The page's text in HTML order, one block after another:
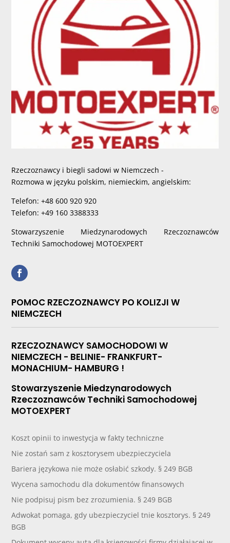
Rzeczoznawcy i biegli sadowi w Niemczech -
Rozmowa w języku polskim, niemieckim, angielskim:
Telefon: +48 600 920 920
Telefon: +49 160 3388333
Stowarzyszenie Miedzynarodowych Rzeczoznawców
Techniki Samochodowej MOTOEXPERT
POMOC RZECZOZNAWCY PO KOLIZJI W
NIEMCZECH
RZECZOZNAWCY SAMOCHODOWI W
NIEMCZECH - BELINIE- FRANKFURT-
MONACHIUM- HAMBURG !
Stowarzyszenie Miedzynarodowych
Rzeczoznawców Techniki Samochodowej
MOTOEXPERT
Koszt opinii to inwestycja w fakty techniczne
Nie zostań sam z kosztorysem ubezpieczyciela
Bariera językowa nie może osłabić szkody. § 249 BGB
Wycena samochodu dla dokumentów finansowych
Nie podpisuj pism bez zrozumienia. § 249 BGB
Adwokat pomaga, gdy ubezpieczyciel tnie kosztorys. § 249
BGB